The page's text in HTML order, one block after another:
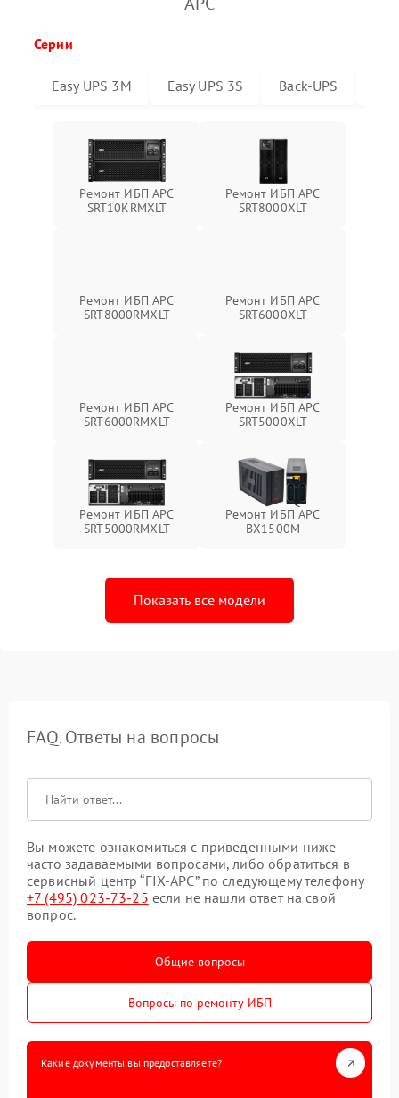
Серии
Easy UPS 3M Easy UPS 3S Back-UPS
Ремонт ИБП APC
SRT10KRMXLT
Ремонт ИБП APC
SRT8000XLT
Ремонт ИБП APC
SRT8000RMXLT
SRT6000XLT
Ремонт ИБП APC
SRT6000RMXLT
Ремонт ИБП APC
SRT5000XLT
Ремонт ИБП APC
SRT5000RMXLT
Ремонт ИБП APC
BX1500M
Показать все модели
FAQ. Ответы на вопросы
Вы можете ознакомиться с приведенными ниже
часто задаваемыми вопросами, либо обратиться в
сервисный центр “FIX-APC” по следующему телефону
+7 (495) 023-73-25 если не нашли ответ на свой
вопрос.
Общие вопросы
Вопросы по ремонту ИБП
Какие документы вы предоставляете?